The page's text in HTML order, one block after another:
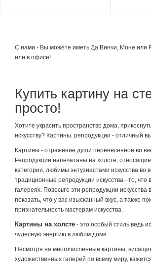
С нами - Вы можете иметь Да Винчи, Моне или
или в офисе!
Купить картину на
просто!
Хотите украсить пространство дома,
искусству? Картины, репродукции - отличный
Картины - отражение души перенесенное во
Репродукции напечатаны на холсте,
категории, любимы энтузиастами искусства во
традиционные репродукции искусства - то, что
галереях. Повесьте эти репродукции
показать, что у вас изысканный вкус, а также
признательность мастерам искусства.
Картины на холсте - это особый стиль ведь
чудесную энергию в любом доме.
Несмотря на многочисленные картины,
художественных галерей по всему миру,